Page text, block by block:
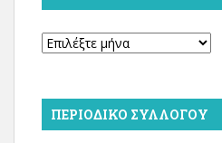
Αρχείο
ΠΕΡΙΟΔΙΚΌ ΣΥΛΛΌΓΟΥ